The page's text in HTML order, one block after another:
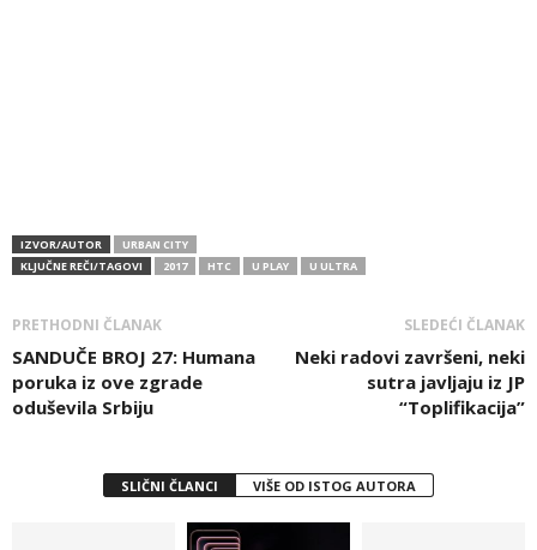
IZVOR/AUTOR
URBAN CITY
KLJUČNE REČI/TAGOVI
2017 HTC U PLAY U ULTRA
PRETHODNI ČLANAK
SANDUČE BROJ 27: Humana
poruka iz ove zgrade
oduševila Srbiju
SLEDEĆI ČLANAK
Neki radovi završeni, neki
sutra javljaju iz JP
“Toplifikacija”
SLIČNI ČLANCI VIŠE OD ISTOG AUTORA